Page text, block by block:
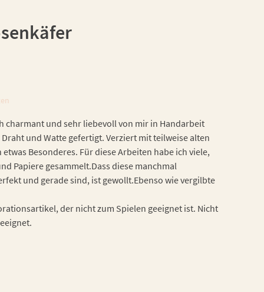
charmant und sehr liebevoll von mir in Handarbeit
und Watte gefertigt. Verziert mit teilweise alten
Besonderes. Für diese Arbeiten habe ich viele,
Papiere gesammelt.Dass diese manchmal
und gerade sind, ist gewollt.Ebenso wie vergilbte
der nicht zum Spielen geeignet ist. Nicht